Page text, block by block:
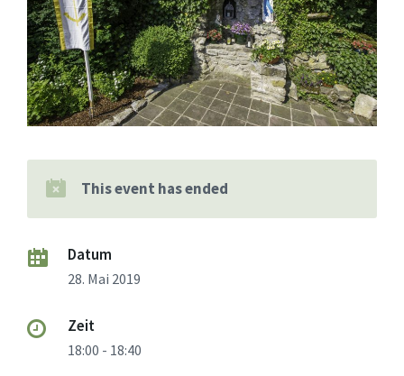
This event has ended
Datum
28. Mai 2019
Zeit
18:00 - 18:40